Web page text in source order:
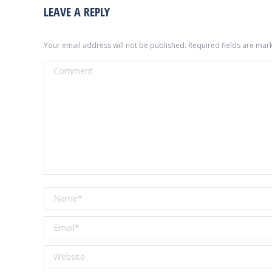
LEAVE A REPLY
Your email address will not be published. Required fields are
Comment
Name *
Email *
Website